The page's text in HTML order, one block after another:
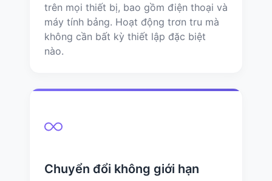
trên mọi thiết bị, bao gồm điện thoại và
máy tính bảng. Hoạt động trơn tru mà
không cần bất kỳ thiết lập đặc biệt
nào.
Chuyển đổi không giới hạn